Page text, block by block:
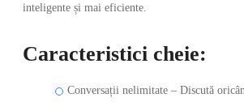
inteligente și mai eficiente.
Caracteristici cheie:
Conversații nelimitate – Discută